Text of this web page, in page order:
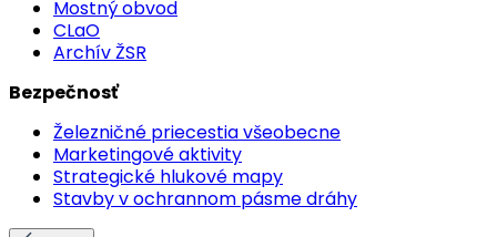
Mostný obvod
CLaO
Archív ŽSR
Bezpečnosť
Železničné priecestia všeobecne
Marketingové aktivity
Strategické hlukové mapy
Stavby v ochrannom pásme dráhy